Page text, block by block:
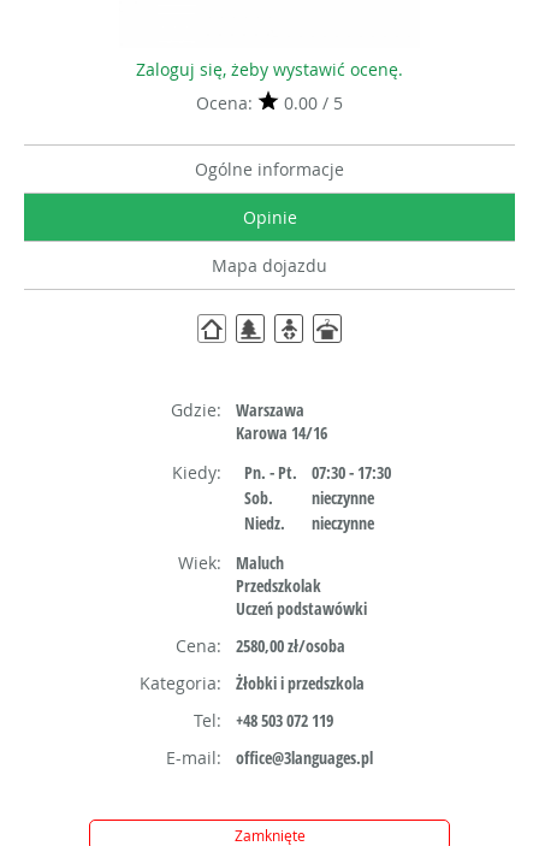
Zaloguj się, żeby wystawić ocenę.
Ocena:
0.00 / 5
Ogólne informacje
Opinie
Mapa dojazdu
Gdzie:
Warszawa
Karowa 14/16
Kiedy:
Pn. - Pt.
07:30 - 17:30
Sob.
nieczynne
Niedz.
nieczynne
Wiek:
Maluch
Przedszkolak
Uczeń podstawówki
Cena:
2580,00 zł/osoba
Kategoria:
Żłobki i przedszkola
Tel:
+48 503 072 119
E-mail:
office@3languages.pl
Zamknięte